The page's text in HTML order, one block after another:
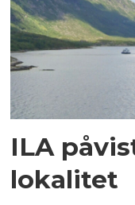
ILA
lokalitet